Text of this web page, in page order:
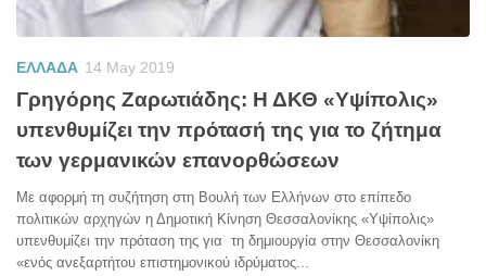
ΕΛΛΑΔΑ 14 May 2019
Γρηγόρης Ζαρωτιάδης: Η ΔΚΘ «Υψίπολις»
υπενθυμίζει την πρότασή της για το ζήτημα
των γερμανικών επανορθώσεων
Με αφορμή τη συζήτηση στη Βουλή των Ελλήνων στο επίπεδο
πολιτικών αρχηγών η Δημοτική Κίνηση Θεσσαλονίκης «Υψίπολις»
υπενθυμίζει την πρόταση της για τη δημιουργία στην Θεσσαλονίκη
«ενός ανεξαρτήτου επιστημονικού ιδρύματος...